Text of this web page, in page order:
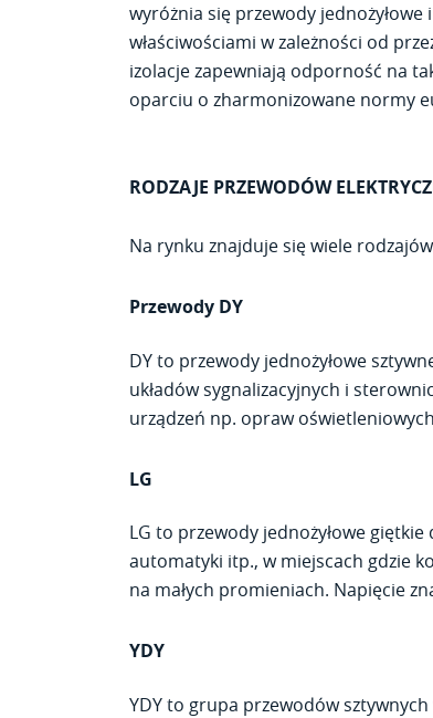
wyróżnia się przewody
właściwościami w zależności od
izolacje zapewniają odporność na
oparciu o zharmonizowane normy
RODZAJE PRZEWODÓW
Na rynku znajduje się wiele
Przewody DY
DY to przewody jednożyłowe
układów sygnalizacyjnych i
urządzeń np. opraw
LG
LG to przewody jednożyłowe
automatyki itp., w miejscach gdzie
na małych promieniach. Napięcie
YDY
YDY to grupa przewodów sztywnych